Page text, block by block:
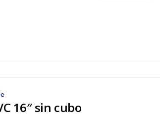
16″ sin cubo